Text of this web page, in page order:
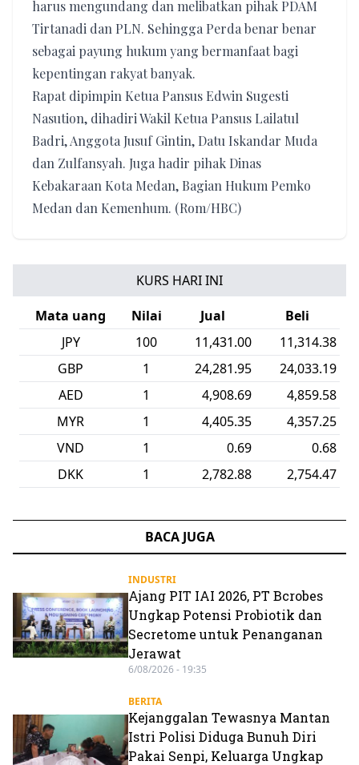
harus mengundang dan melibatkan pihak PDAM
Tirtanadi dan PLN. Sehingga Perda benar benar
sebagai payung hukum yang bermanfaat bagi
kepentingan rakyat banyak.
Rapat dipimpin Ketua Pansus Edwin Sugesti
Nasution, dihadiri Wakil Ketua Pansus Lailatul
Badri, Anggota Jusuf Gintin, Datu Iskandar Muda
dan Zulfansyah. Juga hadir pihak Dinas
Kebakaraan Kota Medan, Bagian Hukum Pemko
Medan dan Kemenhum. (Rom/HBC)
KURS HARI INI
Mata uang
Nilai Jual
Beli
SEK
1 1,893.46
1,874.24
CNH
1 2,671.81
2,645.14
PGK
1 4,093.86
3,910.35
CHF
1 22,279.93
22,052.77
BND
1 14,066.87
13,919.29
AUD
1 12,705.21 12,577.00
BACA JUGA
INDUSTRI
Ajang PIT IAI 2026, PT Bcrobes
Ungkap Potensi Probiotik dan
Secretome untuk Penanganan
Jerawat
6/08/2026 - 19:35
BERITA
Kejanggalan Tewasnya Mantan
Istri Polisi Diduga Bunuh Diri
Pakai Senpi, Keluarga Ungkap